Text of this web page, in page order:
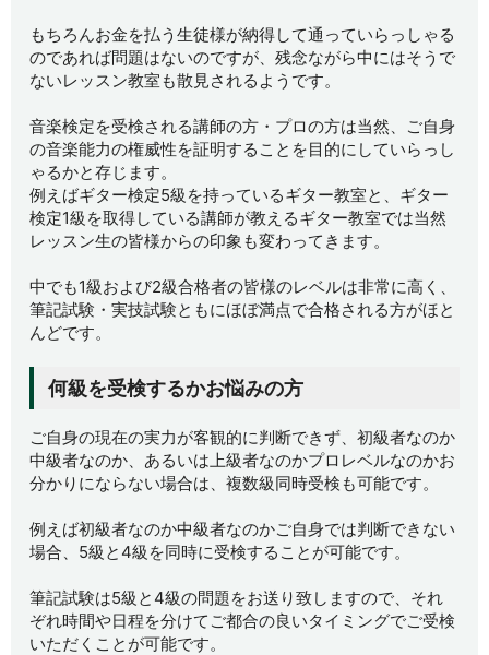
もちろんお金を払う生徒様が納得して通っていらっしゃる
のであれば問題はないのですが、残念ながら中にはそうで
ないレッスン教室も散見されるようです。
音楽検定を受検される講師の方・プロの方は当然、ご自身
の音楽能力の権威性を証明することを目的にしていらっし
ゃるかと存じます。
例えばギター検定5級を持っているギター教室と、ギター
検定1級を取得している講師が教えるギター教室では当然
レッスン生の皆様からの印象も変わってきます。
中でも1級および2級合格者の皆様のレベルは非常に高く、
筆記試験・実技試験ともにほぼ満点で合格される方がほと
んどです。
何級を受検するかお悩みの方
ご自身の現在の実力が客観的に判断できず、初級者なのか
中級者なのか、あるいは上級者なのかプロレベルなのかお
分かりにならない場合は、複数級同時受検も可能です。
例えば初級者なのか中級者なのかご自身では判断できない
場合、5級と4級を同時に受検することが可能です。
筆記試験は5級と4級の問題をお送り致しますので、それ
ぞれ時間や日程を分けてご都合の良いタイミングでご受検
いただくことが可能です。